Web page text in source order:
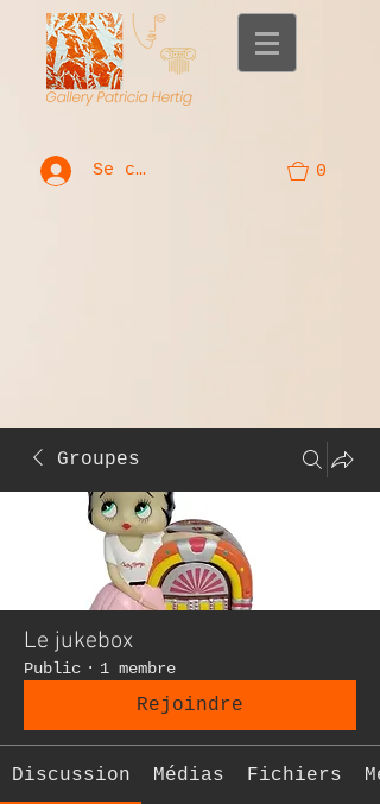
Se connecter 0
Groupes
Le jukebox
Public · 1 membre
Rejoindre
Discussion Médias Fichiers